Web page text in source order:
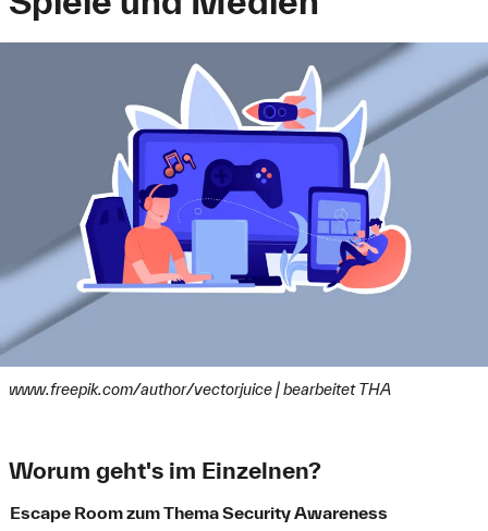
www.freepik.com/author/vectorjuice | bearbeitet THA
Worum geht's im Einzelnen?
Escape Room zum Thema Security Awareness